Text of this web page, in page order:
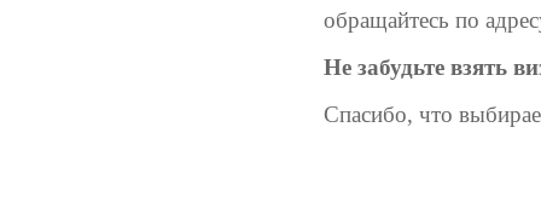
обращайтесь по
Не забудьте взять
Спасибо, что